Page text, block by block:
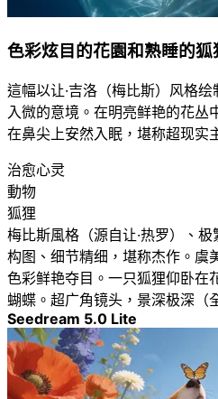
色彩炫目的花園和熟睡的狐
這幅以让·吉洛（梅比斯）风格
入微的意境。在明亮鲜艳的花丛
在鼻尖上安然入眠，堪称超现实
治愈心灵
動物
狐狸
梅比斯風格（源自让·热罗）、
构图、细节精细，堪称杰作。虞
色彩鲜艳夺目。一只狐狸仰卧在
蝴蝶。超广角镜头，景深极深（
Seedream 5.0 Lite